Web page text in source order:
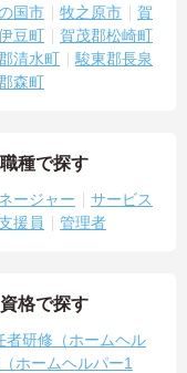
国市 牧之原市
賀
豆町
賀茂郡松崎町
清水町
駿東郡長泉
森町
種で探す
ージャー
サービス
援員 管理者
格で探す
者研修（ホームヘル
ホームヘルパー1